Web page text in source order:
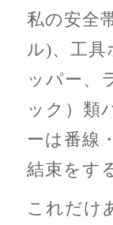
私の安全
ル)、工
ッパー、
ック）類
ーは番線
結束をす
これだけ